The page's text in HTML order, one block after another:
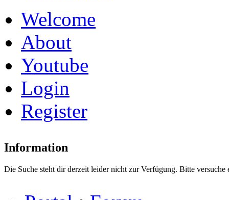
Welcome
About
Youtube
Login
Register
Information
Die Suche steht dir derzeit leider nicht zur Verfügung. Bitte versuche